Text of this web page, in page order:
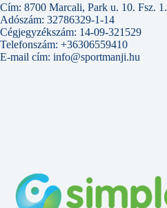
Cím: 8700 Marcali, Park u. 10. Fsz. 1.
Adószám: 32786329-1-14
Cégjegyzékszám: 14-09-321529
Telefonszám: +36306559410
E-mail cím: info@sportmanji.hu